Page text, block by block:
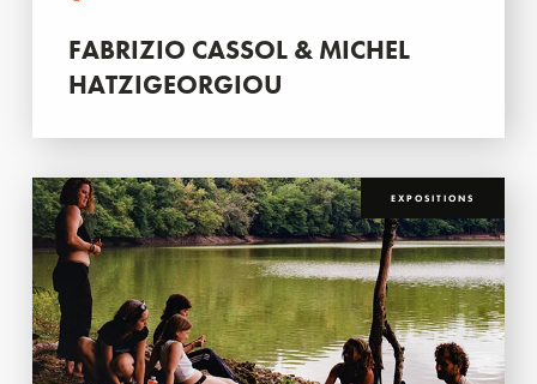
FABRIZIO CASSOL & MICHEL
HATZIGEORGIOU
EXPOSITIONS